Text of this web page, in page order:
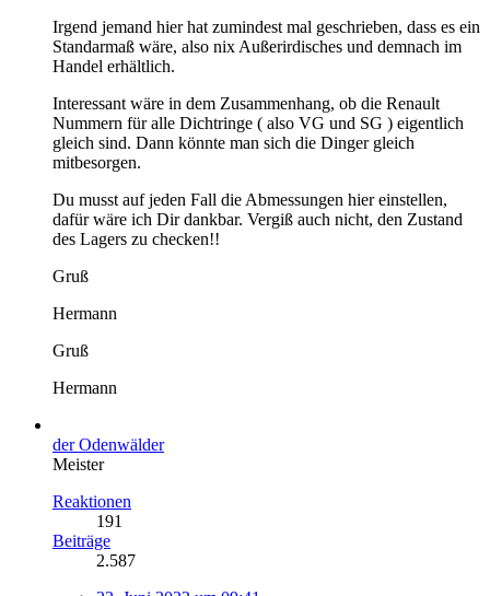
Irgend jemand hier hat zumindest mal geschrieben, dass es ein
Standarmaß wäre, also nix Außerirdisches und demnach im
Handel erhältlich.
Interessant wäre in dem Zusammenhang, ob die Renault
Nummern für alle Dichtringe ( also VG und SG ) eigentlich
gleich sind. Dann könnte man sich die Dinger gleich
mitbesorgen.
Du musst auf jeden Fall die Abmessungen hier einstellen,
dafür wäre ich Dir dankbar. Vergiß auch nicht, den Zustand
des Lagers zu checken!!
Gruß
Hermann
Gruß
Hermann
der Odenwälder
Meister
Reaktionen
191
Beiträge
2.587